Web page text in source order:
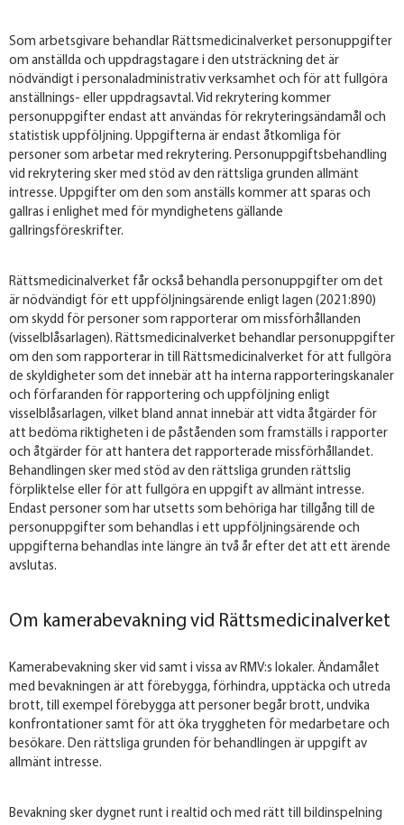
Som arbetsgivare behandlar Rättsmedicinalverket personuppgifter
om anställda och uppdragstagare i den utsträckning det är
nödvändigt i personaladministrativ verksamhet och för att fullgöra
anställnings- eller uppdragsavtal. Vid rekrytering kommer
personuppgifter endast att användas för rekryteringsändamål och
statistisk uppföljning. Uppgifterna är endast åtkomliga för
personer som arbetar med rekrytering. Personuppgiftsbehandling
vid rekrytering sker med stöd av den rättsliga grunden allmänt
intresse. Uppgifter om den som anställs kommer att sparas och
gallras i enlighet med för myndighetens gällande
gallringsföreskrifter.
Rättsmedicinalverket får också behandla personuppgifter om det
är nödvändigt för ett uppföljningsärende enligt lagen (2021:890)
om skydd för personer som rapporterar om missförhållanden
(visselblåsarlagen). Rättsmedicinalverket behandlar personuppgifter
om den som rapporterar in till Rättsmedicinalverket för att fullgöra
de skyldigheter som det innebär att ha interna rapporteringskanaler
och förfaranden för rapportering och uppföljning enligt
visselblåsarlagen, vilket bland annat innebär att vidta åtgärder för
att bedöma riktigheten i de påståenden som framställs i rapporter
och åtgärder för att hantera det rapporterade missförhållandet.
Behandlingen sker med stöd av den rättsliga grunden rättslig
förpliktelse eller för att fullgöra en uppgift av allmänt intresse.
Endast personer som har utsetts som behöriga har tillgång till de
personuppgifter som behandlas i ett uppföljningsärende och
uppgifterna behandlas inte längre än två år efter det att ett ärende
avslutas.
Om kamerabevakning vid Rättsmedicinalverket
Kamerabevakning sker vid samt i vissa av RMV:s lokaler. Ändamålet
med bevakningen är att förebygga, förhindra, upptäcka och utreda
brott, till exempel förebygga att personer begår brott, undvika
konfrontationer samt för att öka tryggheten för medarbetare och
besökare. Den rättsliga grunden för behandlingen är uppgift av
allmänt intresse.
Bevakning sker dygnet runt i realtid och med rätt till bildinspelning